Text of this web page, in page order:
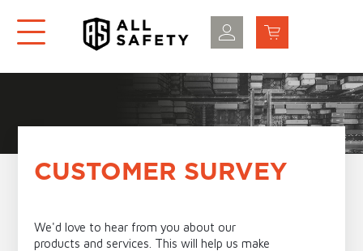
CUSTOMER SURVEY
We'd love to hear from you about our
products and services. This will help us make